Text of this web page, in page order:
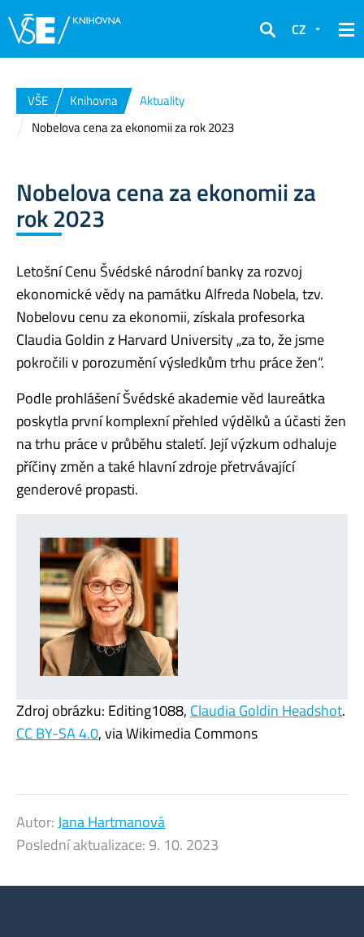
Hledat
CZ
VŠE Knihovna
Aktuality
Nobelova cena za ekonomii za rok 2023
Nobelova cena za ekonomii za
rok 2023
Letošní Cenu Švédské národní banky za rozvoj
ekonomické vědy na památku Alfreda Nobela, tzv.
Nobelovu cenu za ekonomii, získala profesorka
Claudia Goldin z Harvard University „za to, že jsme
pokročili v porozumění výsledkům trhu práce žen“.
Podle prohlášení Švédské akademie věd laureátka
poskytla první komplexní přehled výdělků a účasti žen
na trhu práce v průběhu staletí. Její výzkum odhaluje
příčiny změn a také hlavní zdroje přetrvávající
genderové propasti.
Zdroj obrázku: Editing1088, Claudia Goldin Headshot.
CC BY-SA 4.0, via Wikimedia Commons
Autor:Jana Hartmanová
Poslední aktualizace:9. 10. 2023